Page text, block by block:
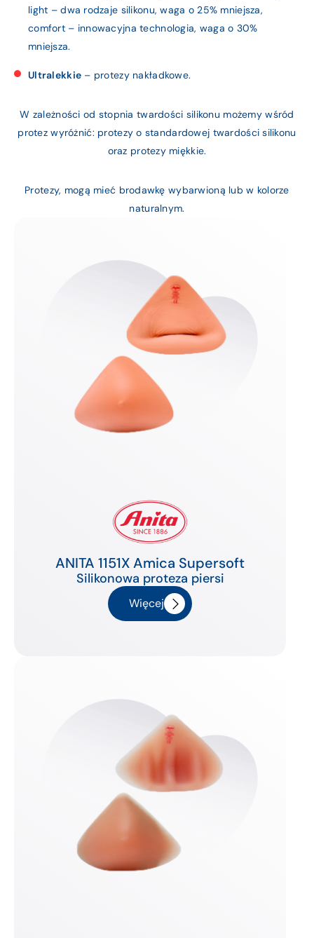
light – dwa rodzaje silikonu, waga o 25% mniejsza,
comfort – innowacyjna technologia, waga o 30%
mniejsza.
Ultralekkie – protezy nakładkowe.
W zależności od stopnia twardości silikonu możemy wśród
protez wyróżnić: protezy o standardowej twardości silikonu
oraz protezy miękkie.
Protezy, mogą mieć brodawkę wybarwioną lub w kolorze
naturalnym.
ANITA 1151X Amica Supersoft
Silikonowa proteza piersi
Więcej